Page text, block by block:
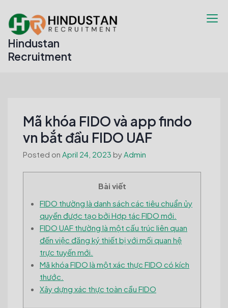
content
Hindustan
Recruitment
Mã khóa FIDO và app findo
vn bắt đầu FIDO UAF
Posted on April 24, 2023 by Admin
Bài viết
FIDO thường là danh sách các tiêu chuẩn ủy
quyền được tạo bởi Hợp tác FIDO mới.
FIDO UAF thường là một cấu trúc liên quan
đến việc đăng ký thiết bị với mối quan hệ
trực tuyến mới.
Mã khóa FIDO là một xác thực FIDO có kích
thước.
Xây dựng xác thực toàn cầu FIDO